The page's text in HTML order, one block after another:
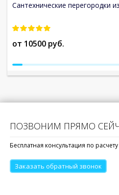
Сантехнические перегородки
от 10500 руб.
ПОЗВОНИМ ПРЯМО
Бесплатная консультация по
Заказать обратный звонок